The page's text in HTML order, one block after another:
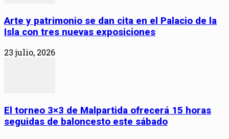
Arte y patrimonio se dan cita en el Palacio de la
Isla con tres nuevas exposiciones
23 julio, 2026
El torneo 3×3 de Malpartida ofrecerá 15 horas
seguidas de baloncesto este sábado